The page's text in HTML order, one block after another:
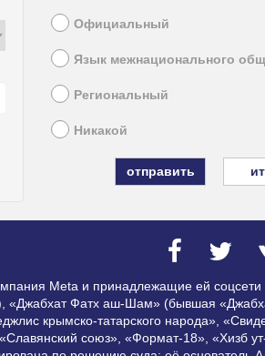
Официальный
Язык межнационального
Региональный
Никакой
Meta и принадлежащие ей
«Джабхат Фатх аш-Шам» (бывшая
крымско-татарского народа»,
союз», «Формат-18», «Хизб